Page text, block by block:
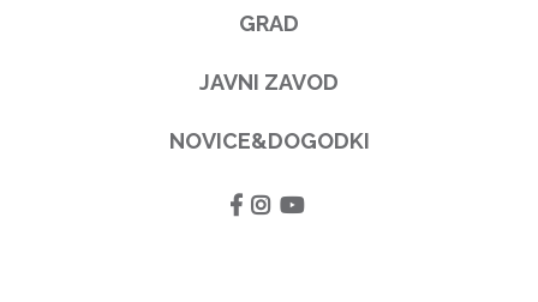
GRAD
JAVNI ZAVOD
NOVICE&DOGODKI